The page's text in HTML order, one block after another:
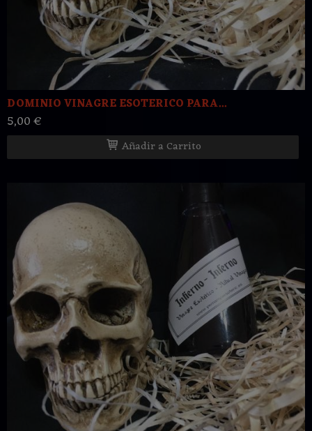
DOMINIO VINAGRE ESOTERICO PARA...
5,00 €
Añadir a Carrito